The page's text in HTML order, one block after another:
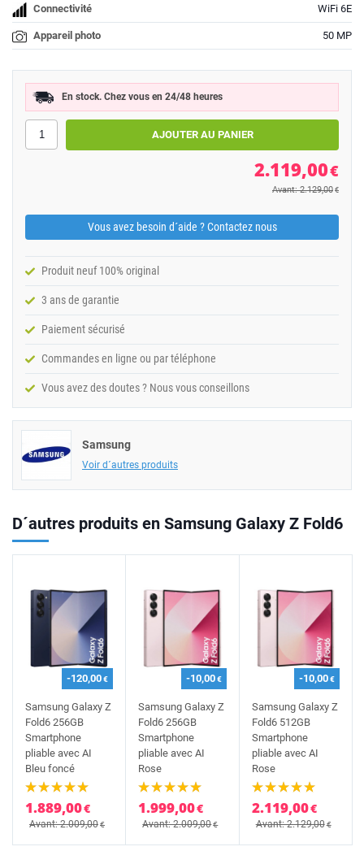
Connectivité WiFi 6E
Appareil photo 50 MP
En stock. Chez vous en 24/48 heures
2.119,00€
Avant: 2.129,00 €
Vous avez besoin d´aide ? Contactez nous
Produit neuf 100% original
3 ans de garantie
Paiement sécurisé
Commandes en ligne ou par téléphone
Vous avez des doutes ? Nous vous conseillons
Samsung
Voir d´autres produits
D´autres produits en Samsung Galaxy Z Fold6
-120,00€
Samsung Galaxy Z
Fold6 256GB
Smartphone
pliable avec AI
Bleu foncé
1.889,00€
Avant: 2.009,00€
-10,00€
Samsung Galaxy Z
Fold6 256GB
Smartphone
pliable avec AI
Rose
1.999,00€
Avant: 2.009,00€
-10,00€
Samsung Galaxy Z
Fold6 512GB
Smartphone
pliable avec AI
Rose
2.119,00€
Avant: 2.129,00€